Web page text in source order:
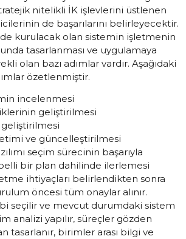
nitelikli İK işlevlerini üstlenen
de başarılarını belirleyecektir.
kurulacak olan sistemin işletmenin
tasarlanması ve uygulamaya
olan bazı adımlar vardır. Aşağıdaki
özetlenmiştir.
incelenmesi
geliştirilmesi
ve güncelleştirilmesi
seçim sürecinin başarıyla
bir plan dahilinde ilerlemesi
ihtiyaçları belirlendikten sonra
öncesi tüm onaylar alınır.
seçilir ve mevcut durumdaki sistem
analizi yapılır, süreçler gözden
tasarlanır, birimler arası bilgi ve